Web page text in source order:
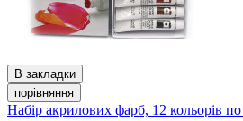
В закладки
порівняння
Набір акрилових фарб, 12 кольорів